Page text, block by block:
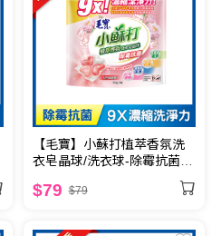
【毛寶】小蘇打植萃香氛洗
衣皂晶球/洗衣球-除霉抗菌 5
$79 $79